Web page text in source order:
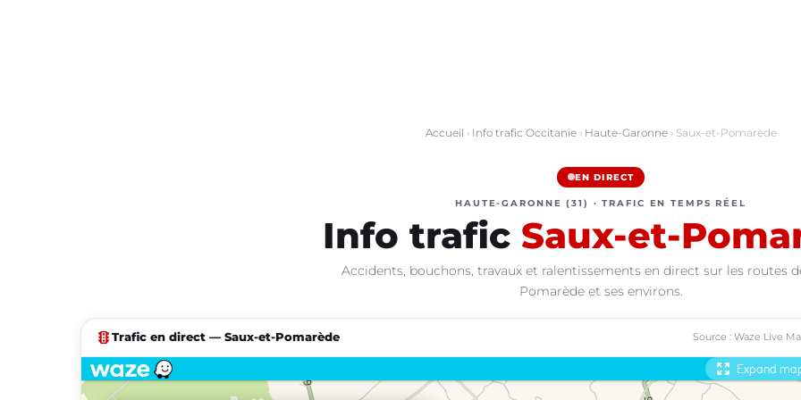
Accueil › Info trafic Occitanie› Haute-Garonne› Saux-et-Pomarède
EN DIRECT
HAUTE-GARONNE (31) · TRAFIC EN TEMPS RÉEL
Info trafic Saux-et-
Accidents, bouchons, travaux et ralentissements en direct sur les routes
Pomarède et ses environs.
traffic Trafic en direct — Saux-et-Pomarède Source : Waze Live